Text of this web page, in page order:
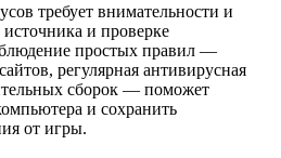
требует внимательности и
и проверке
простых правил —
регулярная антивирусная
сборок — поможет
и сохранить
от игры.